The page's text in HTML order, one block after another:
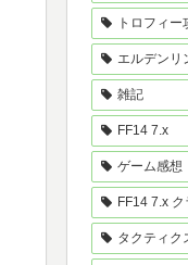
トロフィー
エルデンリ
雑記
FF14 7.x
ゲーム感想
FF14 7.x
タクティク